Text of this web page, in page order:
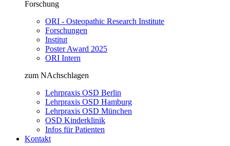
Forschung
ORI - Osteopathic Research Institute
Forschungen
Institut
Poster Award 2025
ORI Intern
zum NAchschlagen
Lehrpraxis OSD Berlin
Lehrpraxis OSD Hamburg
Lehrpraxis OSD München
OSD Kinderklinik
Infos für Patienten
Kontakt